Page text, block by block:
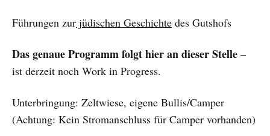
Führungen zur jüdischen Geschichte des Gutshofs
Das genaue Programm folgt hier an dieser Stelle –
ist derzeit noch Work in Progress.
Unterbringung: Zeltwiese, eigene Bullis/Camper
(Achtung: Kein Stromanschluss für Camper vorhanden)